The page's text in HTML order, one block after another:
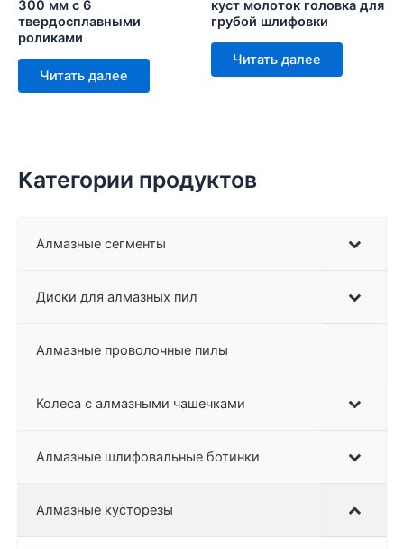
300 мм с 6
твердосплавными
роликами
Читать далее
куст молоток головка для
грубой шлифовки
Читать далее
Категории продуктов
Алмазные сегменты
Диски для алмазных пил
Алмазные проволочные пилы
Колеса с алмазными чашечками
Алмазные шлифовальные ботинки
Алмазные кусторезы